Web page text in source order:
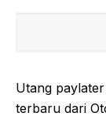
Utang
terbaru dari